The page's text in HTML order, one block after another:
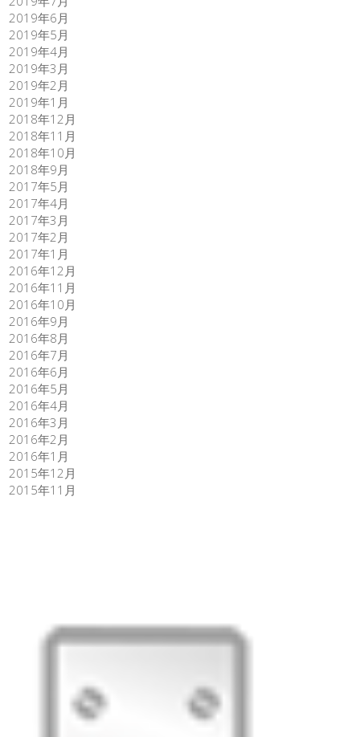
2019年6月
2019年5月
2019年4月
2019年3月
2019年2月
2019年1月
2018年12月
2018年11月
2018年10月
2018年9月
2017年5月
2017年4月
2017年3月
2017年2月
2017年1月
2016年12月
2016年11月
2016年10月
2016年9月
2016年8月
2016年7月
2016年6月
2016年5月
2016年4月
2016年3月
2016年2月
2016年1月
2015年12月
2015年11月